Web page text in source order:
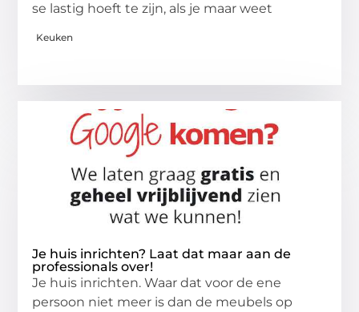
se lastig hoeft te zijn, als je maar weet
Keuken
Je huis inrichten? Laat dat maar aan de
professionals over!
Je huis inrichten. Waar dat voor de ene
persoon niet meer is dan de meubels op